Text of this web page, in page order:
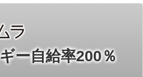
ー自給率200％